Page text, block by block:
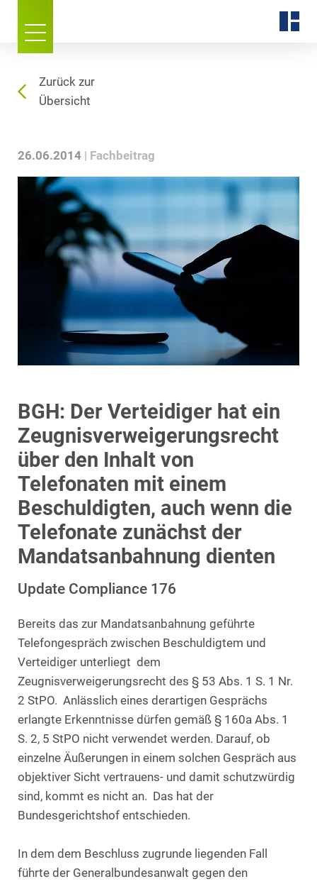
Zurück zur
Übersicht
26.06.2014 Fachbeitrag
BGH: Der Verteidiger hat ein
Zeugnisverweigerungsrecht
über den Inhalt von
Telefonaten mit einem
Beschuldigten, auch wenn die
Telefonate zunächst der
Mandatsanbahnung dienten
Update Compliance 176
Bereits das zur Mandatsanbahnung geführte
Telefongespräch zwischen Beschuldigtem und
Verteidiger unterliegt dem
Zeugnisverweigerungsrecht des § 53 Abs. 1 S. 1 Nr.
2 StPO. Anlässlich eines derartigen Gesprächs
erlangte Erkenntnisse dürfen gemäß § 160a Abs. 1
S. 2, 5 StPO nicht verwendet werden. Darauf, ob
einzelne Äußerungen in einem solchen Gespräch aus
objektiver Sicht vertrauens- und damit schutzwürdig
sind, kommt es nicht an. Das hat der
Bundesgerichtshof entschieden.
In dem dem Beschluss zugrunde liegenden Fall
führte der Generalbundesanwalt gegen den